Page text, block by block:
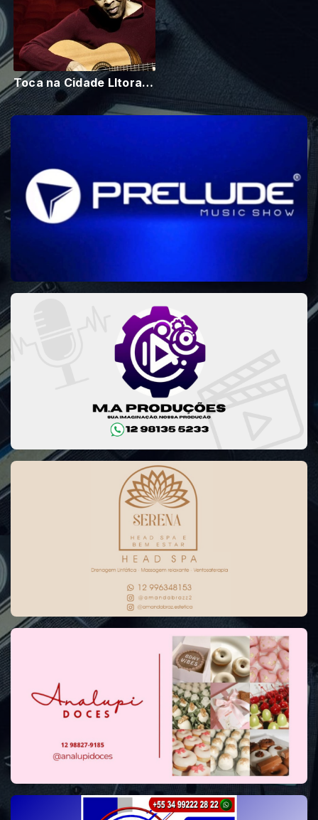
Toca na Cidade LItoral Norte